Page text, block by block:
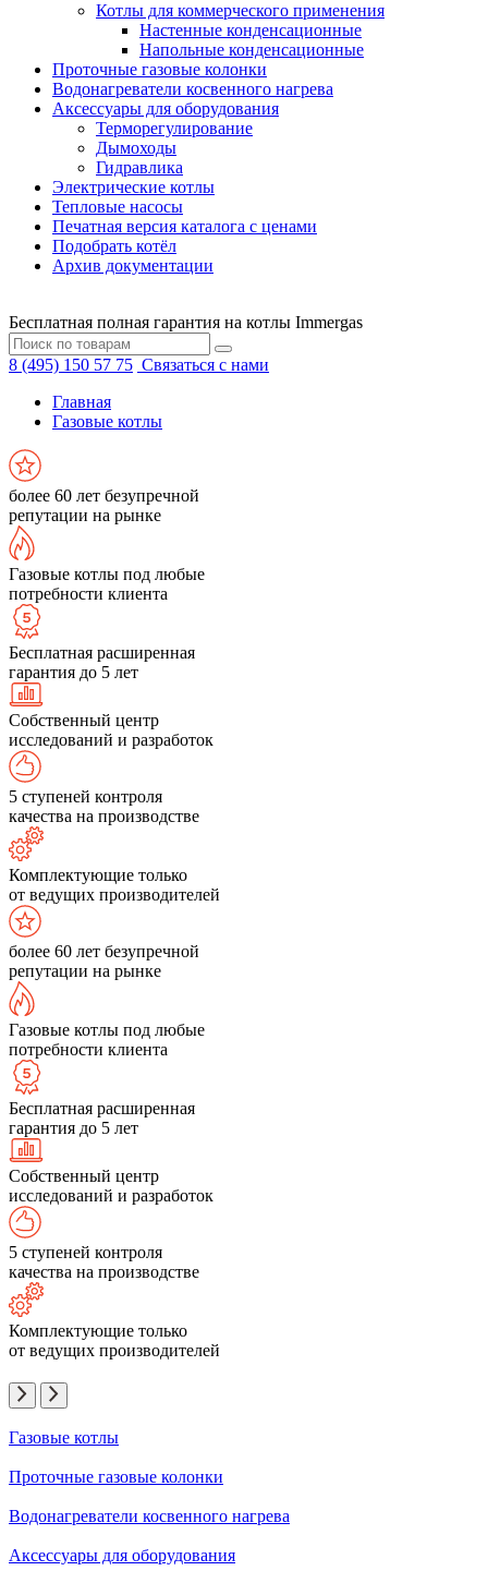
Котлы для коммерческого применения
Настенные конденсационные
Напольные конденсационные
Проточные газовые колонки
Водонагреватели косвенного нагрева
Аксессуары для оборудования
Терморегулирование
Дымоходы
Гидравлика
Электрические котлы
Тепловые насосы
Печатная версия каталога с ценами
Подобрать котёл
Архив документации
Бесплатная полная гарантия на котлы Immergas
8 (495) 150 57 75 Связаться с нами
Главная
Газовые котлы
более 60 лет безупречной
репутации на рынке
Газовые котлы под любые
потребности клиента
Бесплатная расширенная
гарантия до 5 лет
Собственный центр
исследований и разработок
5 ступеней контроля
качества на производстве
Комплектующие только
от ведущих производителей
более 60 лет безупречной
репутации на рынке
Газовые котлы под любые
потребности клиента
Бесплатная расширенная
гарантия до 5 лет
Собственный центр
исследований и разработок
5 ступеней контроля
качества на производстве
Комплектующие только
от ведущих производителей
Газовые котлы
Проточные газовые колонки
Водонагреватели косвенного нагрева
Аксессуары для оборудования